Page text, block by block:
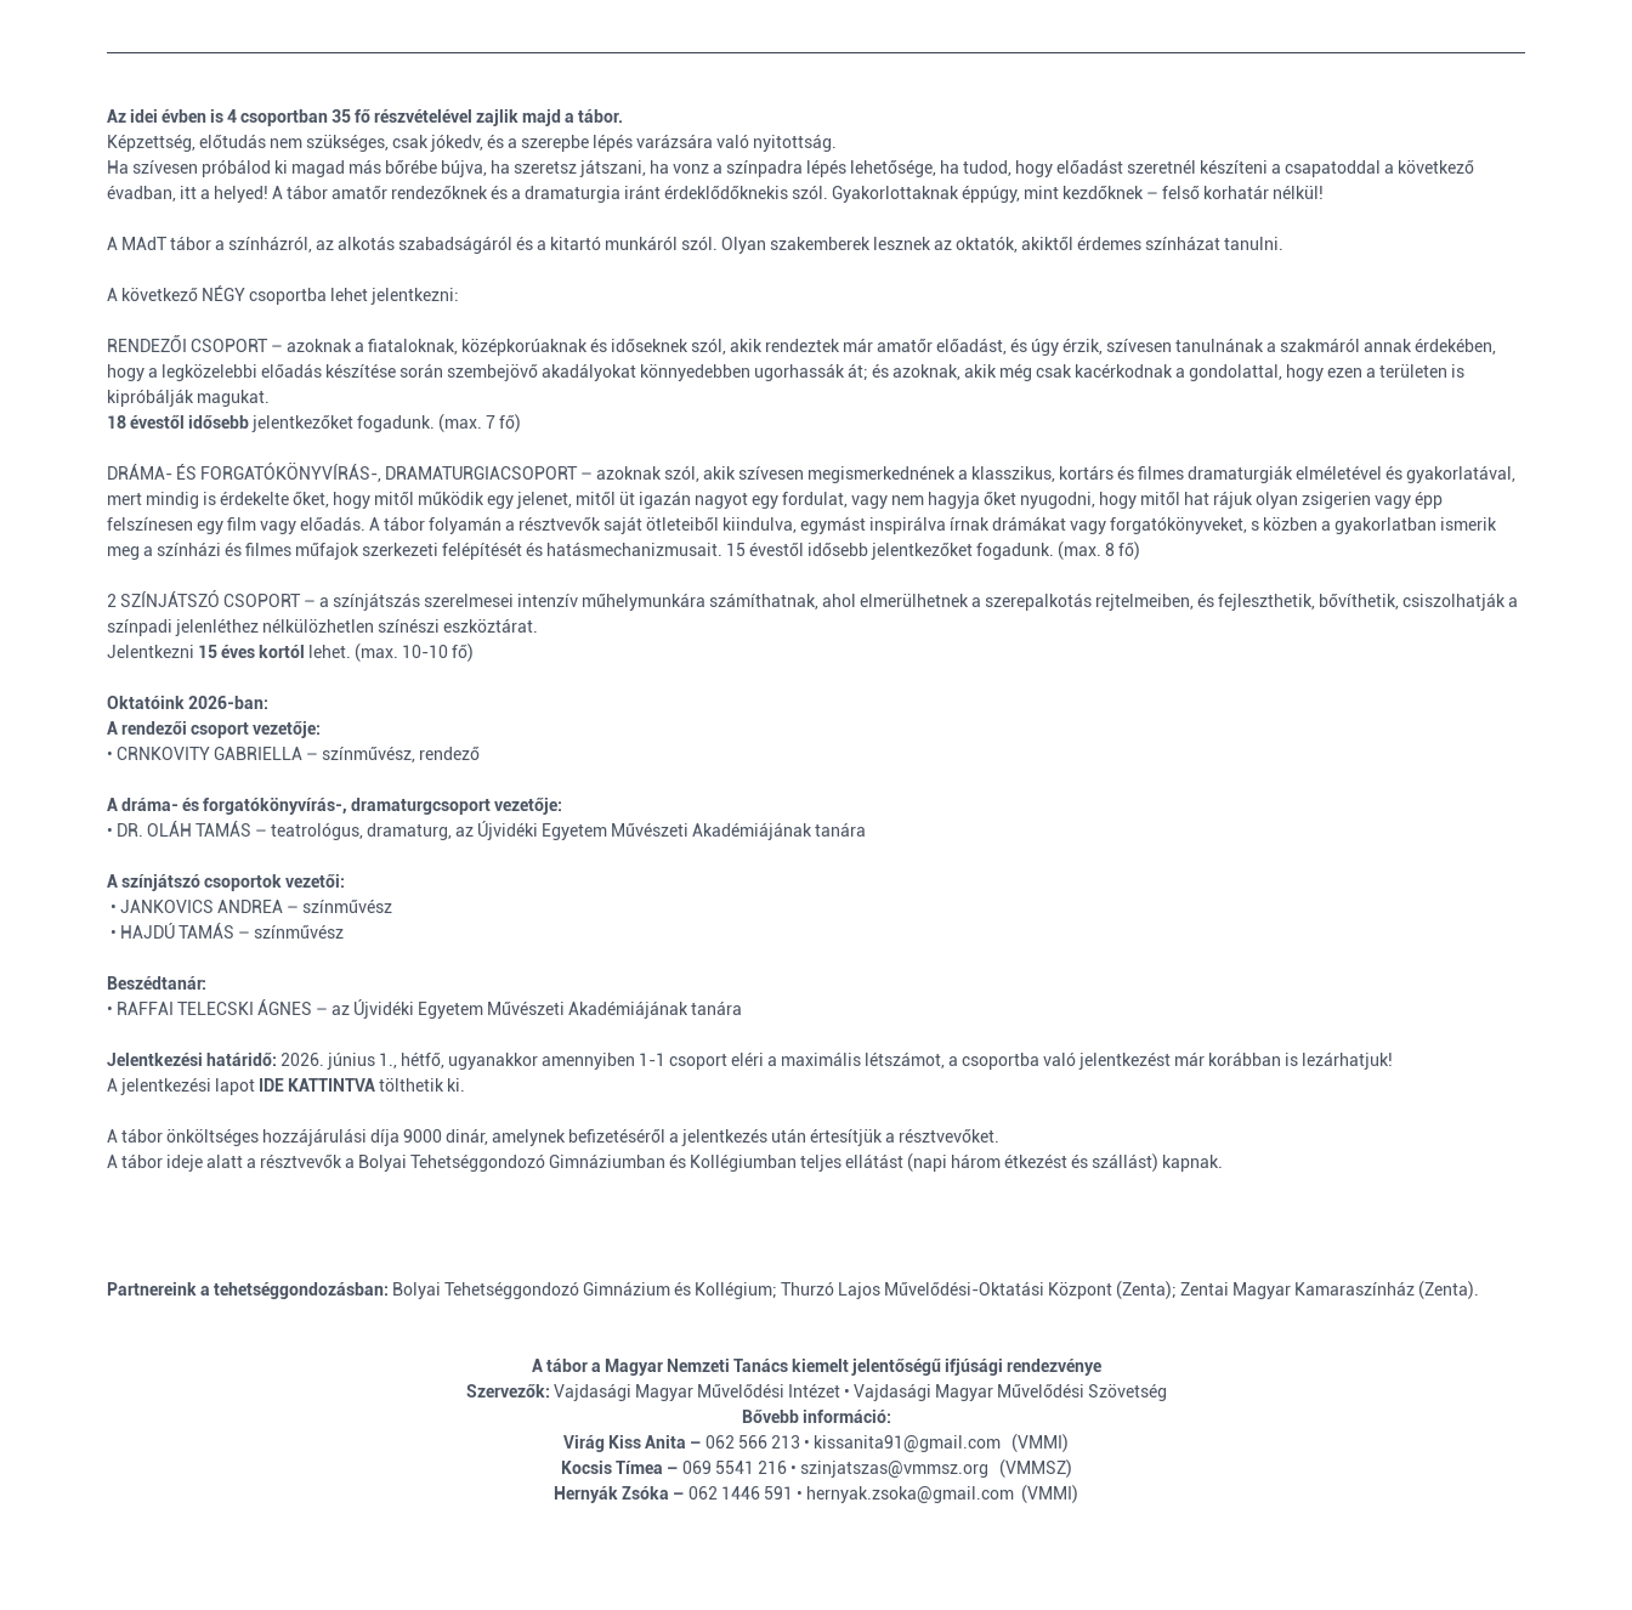
Az idei évben is 4 csoportban 35 fő részvételével zajlik majd a tábor.
Képzettség, előtudás nem szükséges, csak jókedv, és a szerepbe lépés varázsára való nyitottság.
Ha szívesen próbálod ki magad más bőrébe bújva, ha szeretsz játszani, ha vonz a színpadra lépés lehetősége, ha tudod, hogy előadást szeretnél készíteni a csapatoddal a következő
évadban, itt a helyed! A tábor amatőr rendezőknek és a dramaturgia iránt érdeklődőknekis szól. Gyakorlottaknak éppúgy, mint kezdőknek – felső korhatár nélkül!
A MAdT tábor a színházról, az alkotás szabadságáról és a kitartó munkáról szól. Olyan szakemberek lesznek az oktatók, akiktől érdemes színházat tanulni.
A következő NÉGY csoportba lehet jelentkezni:
RENDEZŐI CSOPORT – azoknak a fiataloknak, középkorúaknak és időseknek szól, akik rendeztek már amatőr előadást, és úgy érzik, szívesen tanulnának a szakmáról annak érdekében,
hogy a legközelebbi előadás készítése során szembejövő akadályokat könnyedebben ugorhassák át; és azoknak, akik még csak kacérkodnak a gondolattal, hogy ezen a területen is
kipróbálják magukat.
18 évestől idősebb jelentkezőket fogadunk. (max. 7 fő)
DRÁMA- ÉS FORGATÓKÖNYVÍRÁS-, DRAMATURGIACSOPORT – azoknak szól, akik szívesen megismerkednének a klasszikus, kortárs és filmes dramaturgiák elméletével és gyakorlatával,
mert mindig is érdekelte őket, hogy mitől működik egy jelenet, mitől üt igazán nagyot egy fordulat, vagy nem hagyja őket nyugodni, hogy mitől hat rájuk olyan zsigerien vagy épp
felszínesen egy film vagy előadás. A tábor folyamán a résztvevők saját ötleteiből kiindulva, egymást inspirálva írnak drámákat vagy forgatókönyveket, s közben a gyakorlatban ismerik
meg a színházi és filmes műfajok szerkezeti felépítését és hatásmechanizmusait. 15 évestől idősebb jelentkezőket fogadunk. (max. 8 fő)
2 SZÍNJÁTSZÓ CSOPORT – a színjátszás szerelmesei intenzív műhelymunkára számíthatnak, ahol elmerülhetnek a szerepalkotás rejtelmeiben, és fejleszthetik, bővíthetik, csiszolhatják a
színpadi jelenléthez nélkülözhetlen színészi eszköztárat.
Jelentkezni 15 éves kortól lehet. (max. 10-10 fő)
Oktatóink 2026-ban:
A rendezői csoport vezetője:
• CRNKOVITY GABRIELLA – színművész, rendező
A dráma- és forgatókönyvírás-, dramaturgcsoport vezetője:
• DR. OLÁH TAMÁS – teatrológus, dramaturg, az Újvidéki Egyetem Művészeti Akadémiájának tanára
A színjátszó csoportok vezetői:
• JANKOVICS ANDREA – színművész
• HAJDÚ TAMÁS – színművész
Beszédtanár:
• RAFFAI TELECSKI ÁGNES – az Újvidéki Egyetem Művészeti Akadémiájának tanára
Jelentkezési határidő: 2026. június 1., hétfő, ugyanakkor amennyiben 1-1 csoport eléri a maximális létszámot, a csoportba való jelentkezést már korábban is lezárhatjuk!
A jelentkezési lapot
IDE KATTINTVAtölthetik ki.
A tábor önköltséges hozzájárulási díja 9000 dinár, amelynek befizetéséről a jelentkezés után értesítjük a résztvevőket.
A tábor ideje alatt a résztvevők a Bolyai Tehetséggondozó Gimnáziumban és Kollégiumban teljes ellátást (napi három étkezést és szállást) kapnak.
Partnereink a tehetséggondozásban: Bolyai Tehetséggondozó Gimnázium és Kollégium; Thurzó Lajos Művelődési-Oktatási Központ (Zenta); Zentai Magyar Kamaraszínház (Zenta).
A tábor a Magyar Nemzeti Tanács kiemelt jelentőségű ifjúsági rendezvénye
Szervezők: Vajdasági Magyar Művelődési Intézet • Vajdasági Magyar Művelődési Szövetség
Bővebb információ:
Virág Kiss Anita – 062 566 213 • kissanita91@gmail.com (VMMI)
Kocsis Tímea – 069 5541 216• szinjatszas@vmmsz.org (VMMSZ)
Hernyák Zsóka – 062 1446 591 • hernyak.zsoka@gmail.com (VMMI)